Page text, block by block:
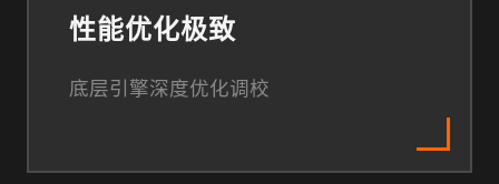
性能优化极致
底层引擎深度优化调校